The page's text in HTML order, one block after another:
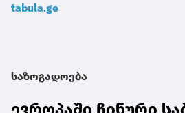
tabula.ge
საზოგადოება